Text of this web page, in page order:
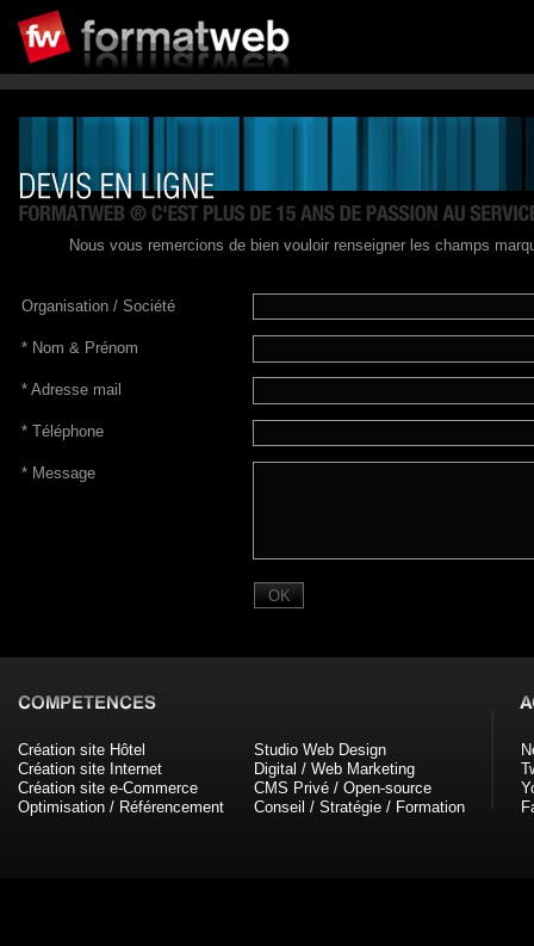
Nous vous remercions de bien vouloir renseigner les champs
Organisation / Société
*Nom & Prénom
*Adresse mail
*Téléphone
*Message
Création site Hôtel
Création site Internet
Création site e-Commerce
Optimisation / Référencement
Studio Web Design
Digital / Web Marketing
CMS Privé / Open-source
Conseil / Stratégie / Formation